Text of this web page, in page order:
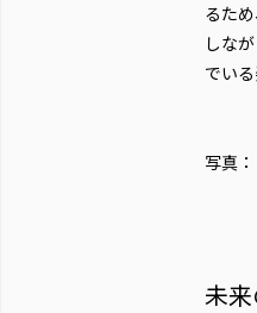
るた
しな
でい
写真
未